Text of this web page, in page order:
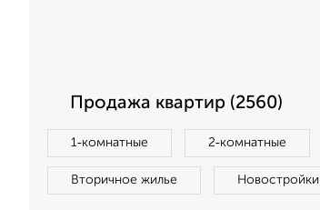
Продажа квартир (2560)
1‑комнатные 2‑комнатные
Вторичное жилье Новостройки